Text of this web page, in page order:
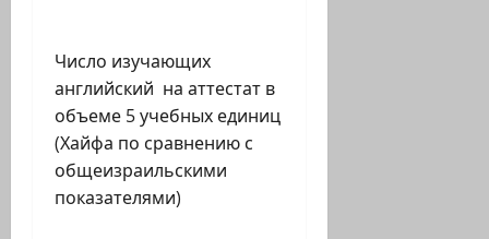
Число изучающих
английский на аттестат в
объеме 5 учебных единиц
(Хайфа по сравнению с
общеизраильскими
показателями)